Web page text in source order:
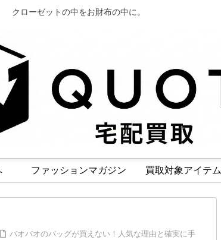
クローゼットの中をお財布の中に。
ファッションマガジン 買取対象アイテム
バオバオのバッグが買えない！人気な理由と確実に手